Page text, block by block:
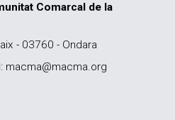
Comarcal de la
- 03760 - Ondara
macma@macma.org